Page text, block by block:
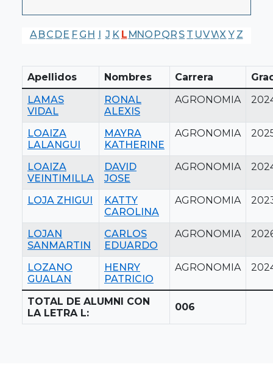
A BC DE F G H I J K L MNO PQR S T UVWX Y Z
Apellidos Nombres Carrera
LAMAS
VIDAL
RONAL
ALEXIS
AGRONOMIA
LOAIZA
LALANGUI
MAYRA
KATHERINE
AGRONOMIA
LOAIZA
VEINTIMILLA
DAVID
JOSE
AGRONOMIA
LOJA ZHIGUI
KATTY
CAROLINA
AGRONOMIA
LOJAN
SANMARTIN
CARLOS
EDUARDO
AGRONOMIA
LOZANO
GUALAN
HENRY
PATRICIO
AGRONOMIA
TOTAL DE ALUMNI CON
LA LETRA L:
006